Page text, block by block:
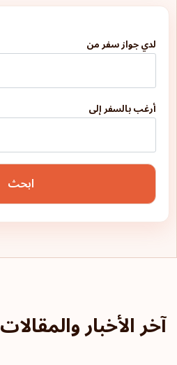
لدي جواز سفر من
أرغب بالسفر إلى
ابحث
آخر الأخبار والمقالات